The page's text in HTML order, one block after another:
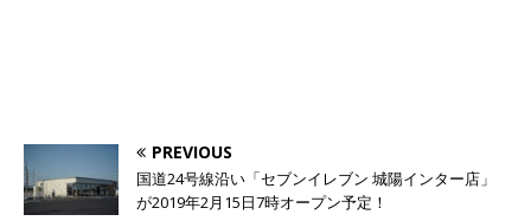
PREVIOUS
国道24号線沿い「セブンイレブン 城陽インター店」
が2019年2月15日7時オープン予定！